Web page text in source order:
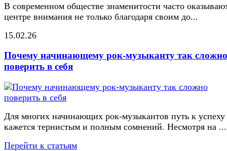
В современном обществе знаменитости часто
центре внимания не только благодаря своим до...
15.02.26
Почему начинающему рок-музыканту так сложно
поверить в себя
Для многих начинающих рок-музыкантов путь к успеху
кажется тернистым и полным сомнений. Несмотря на ...
Перейти к статьям